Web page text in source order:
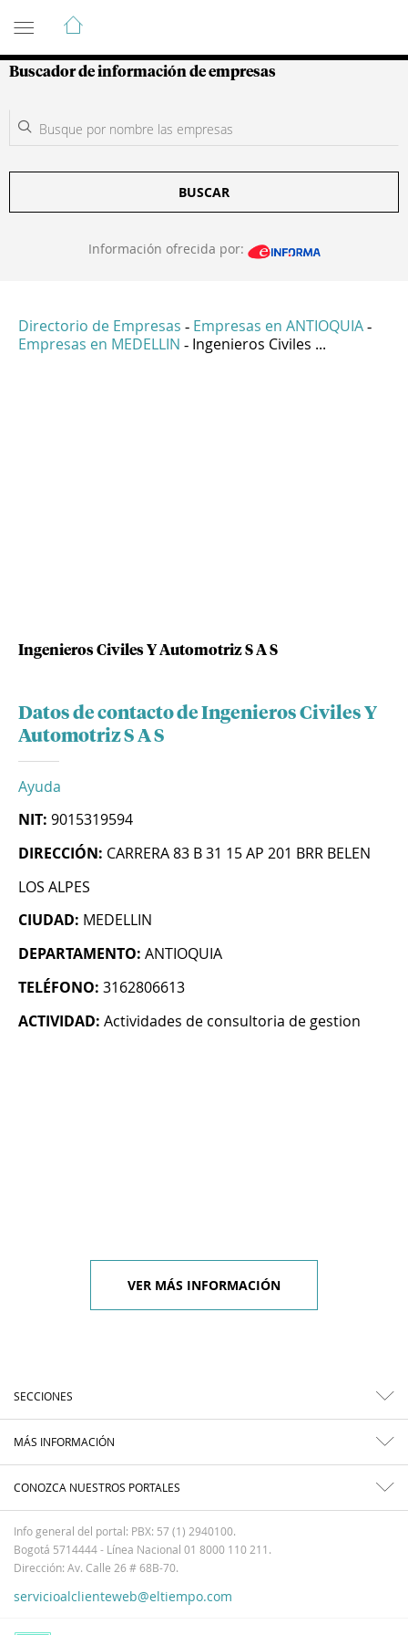
Guía de Empresas Colombianas
Buscador de información de empresas
BUSCAR
Información ofrecida por:
Directorio de Empresas - Empresas en ANTIOQUIA -
Empresas en MEDELLIN - Ingenieros Civiles ...
Ingenieros Civiles Y Automotriz S A S
Datos de contacto de Ingenieros Civiles Y
Automotriz S A S
Ayuda
NIT: 9015319594
DIRECCIÓN: CARRERA 83 B 31 15 AP 201 BRR BELEN
LOS ALPES
CIUDAD: MEDELLIN
DEPARTAMENTO: ANTIOQUIA
TELÉFONO: 3162806613
ACTIVIDAD: Actividades de consultoria de gestion
VER MÁS INFORMACIÓN
SECCIONES
MÁS INFORMACIÓN
CONOZCA NUESTROS PORTALES
Info general del portal: PBX: 57 (1) 2940100.
Bogotá 5714444 - Línea Nacional 01 8000 110 211.
Dirección: Av. Calle 26 # 68B-70.
servicioalclienteweb@eltiempo.com